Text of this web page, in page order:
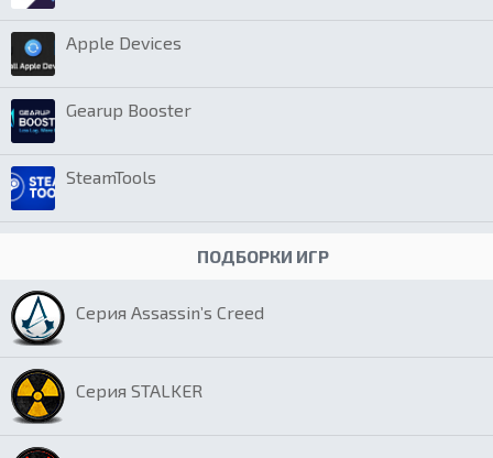
Apple Devices
Gearup Booster
SteamTools
ПОДБОРКИ ИГР
Серия Assassin’s Creed
Серия STALKER